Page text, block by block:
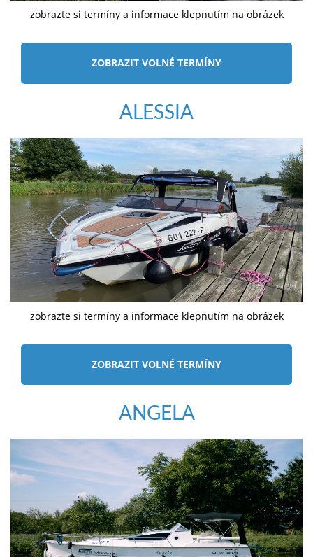
zobrazte si termíny a informace klepnutím na obrázek
ZOBRAZIT VOLNÉ TERMÍNY
ALESSIA
zobrazte si termíny a informace klepnutím na obrázek
ZOBRAZIT VOLNÉ TERMÍNY
ANGELA